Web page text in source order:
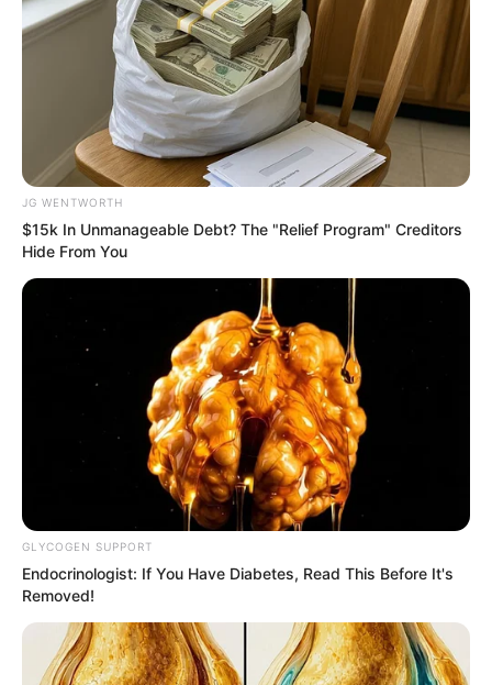
$15k In Unmanageable Debt? The "Relief
Program" Creditors Hide From You
JG WENTWORTH
How To Get An Erection Even After 60!
The Tragedy Of Robert Wagner Is Truly
Very Sad
BUZZ DAY